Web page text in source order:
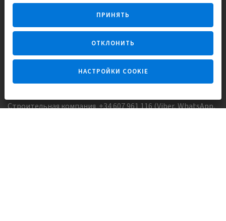
Строим и продаем дома
для счастливой жизни в Испании
Задайте вопрос
Строительная компания +34 607 961 116 (Viber, WhatsApp,
ПРИНЯТЬ
ОТКЛОНИТЬ
НАСТРОЙКИ COOKIE